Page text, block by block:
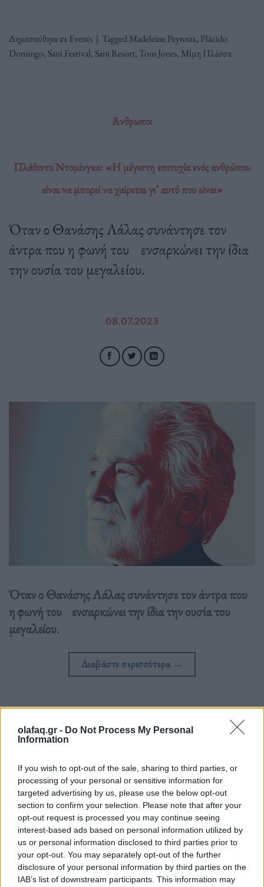
olafaq.gr - Do Not Process My Personal
Information
If you wish to opt-out of the sale, sharing to third parties, or
processing of your personal or sensitive information for
targeted advertising by us, please use the below opt-out
section to confirm your selection. Please note that after your
opt-out request is processed you may continue seeing
interest-based ads based on personal information utilized by
us or personal information disclosed to third parties prior to
your opt-out. You may separately opt-out of the further
disclosure of your personal information by third parties on the
IAB’s list of downstream participants. This information may
Δημοσιεύθηκε σεEvents | TaggedMadeleine Peyroux, Plácido
Domingo, Sani Festival, Sani Resort, Tom Jones, Μίμη Πλέσσα
Άνθρωποι
Πλάθιντο Ντομίνγκο: «Η µέγιστη επιτυχία ενός ανθρώπου
είναι να μπορεί να χαίρεται γι’ αυτό που είναι»
Όταν ο Θανάσης Λάλας συνάντησε τον
άντρα που η φωνή του ενσαρκώνει την ίδια
την ουσία του µεγαλείου.
08.07.2023
Όταν ο Θανάσης Λάλας συνάντησε τον άντρα που
η φωνή του ενσαρκώνει την ίδια την ουσία του
µεγαλείου.
Διαβάστε περισσότερα →
Δημοσιεύθηκε σεΑρχείο του Θανάση Λάλα,Συνεντεύξεις
Tagged
Plácido Domingo
Δείτε επίσης